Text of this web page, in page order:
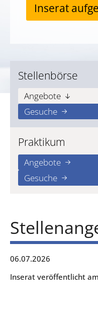
Inserat
Stellenbörse
Angebote
Gesuche
Praktikum
Angebote
Gesuche
06.07.2026
Inserat veröffentlicht